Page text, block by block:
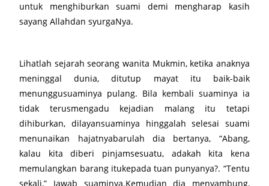
untuk menghiburkan suami demi mengharap kasih
sayang Allahdan syurgaNya.
Lihatlah sejarah seorang wanita Mukmin, ketika anaknya
meninggal dunia, ditutup mayat itu baik-baik
menunggusuaminya pulang. Bila kembali suaminya ia
tidak terusmengadu kejadian malang itu tetapi
dihiburkan, dilayansuaminya hinggalah selesai suami
menunaikan hajatnyabarulah dia bertanya, “Abang,
kalau kita diberi pinjamsesuatu, adakah kita kena
memulangkan barang itukepada tuan punyanya?. “Tentu
sekali,” Jawab suaminya.Kemudian dia menyambung,